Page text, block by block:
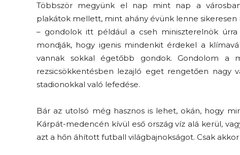
Többször megyünk el nap mint nap a
plakátok mellett, mint ahány évünk lenne
– gondolok itt például a cseh miniszterelnök
mondják, hogy igenis mindenkit érdekel a
vannak sokkal égetőbb gondok. Gondolom a
rezsicsökkentésben lezajló eget rengetően nagy
stadionokkal való lefedése.
Bár az utolsó még hasznos is lehet, okán, hogy
Kárpát-medencén kívül eső ország víz alá kerül,
azt a hőn áhított futball világbajnokságot. Csak